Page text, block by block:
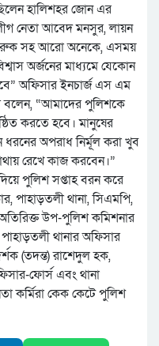
হালিশহর জোন এর
নেতা আবেদ মনসুর, লায়ন
সহ আরো অনেকে, এসময়
অর্জনের মাধ্যমে যেকোন
অফিসার ইনচার্জ এস এম
বলেন, “আমাদের পুলিশকে
করতে হবে। মানুষের
ধরনের অপরাধ নির্মূল করা খুব
রেখে কাজ করবেন।”
পুলিশ সপ্তাহ বরন করে
পাহাড়তলী থানা, সিএমপি,
অতিরিক্ত উপ-পুলিশ কমিশনার
থানার অফিসার
(তদন্ত) রাশেদুল হক,
ফোর্স এবং থানা
কর্মিরা কেক কেটে পুলিশ